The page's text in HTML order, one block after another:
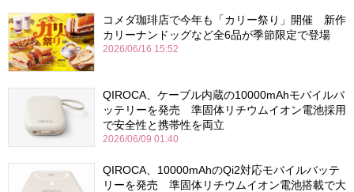
コメダ珈琲店で今年も「カリー祭り」開催 新作
カリーナンドッグなど全6品が季節限定で登場
2026/06/16 15:52
QIROCA、ケーブル内蔵の10000mAhモバイルバ
ッテリーを発売 準固体リチウムイオン電池採用
で安全性と携帯性を両立
2026/06/09 01:40
QIROCA、10000mAhのQi2対応モバイルバッテ
リーを発売 準固体リチウムイオン電池搭載で大